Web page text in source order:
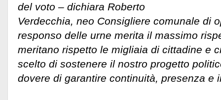
del voto – dichiara Roberto
Verdecchia, neo Consigliere comunale di
responso delle urne merita il massimo
meritano rispetto le migliaia di cittadine e
scelto di sostenere il nostro progetto
dovere di garantire continuità, presenza e